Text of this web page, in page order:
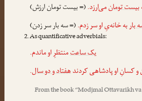
بیست تومانمی‌ارزد.(= بیست تومان ارزش)
باربه خانه‌یِ او سر زدم.(= سه بار سر زدن)
As quantificative adverbials:
یک ساعتمنتظرِ او ماندم.
و کسانِ او پادشاهی کردندهفتاد و دو سال.
From the book “Modjmal Ottavarikh